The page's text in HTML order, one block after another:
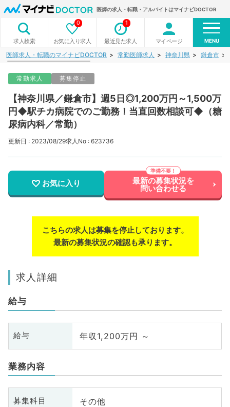
医師の求人・転職・アルバイトはマイナビDOCTOR
求人検索 お気に入り求人
0
最近見た求人
1
マイページ MENU
医師求人・転職のマイナビDOCTOR 常勤医師求人 神奈川県 鎌倉市
常勤求人 募集停止
【神奈川県／鎌倉市】週5日◎1,200万円～1,500万
円◆駅チカ病院でのご勤務！当直回数相談可◆（糖
尿病内科／常勤）
更新日 : 2023/08/29求人No : 623736
お気に入り 最新の募集状況を
問い合わせる
こちらの求人は募集を停止しております。
最新の募集状況の確認も承ります。
求人詳細
給与
給与 年収1,200万円 ～
業務内容
募集科目 その他